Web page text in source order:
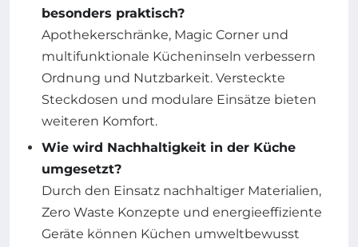
besonders praktisch?
Apothekerschränke, Magic Corner und
multifunktionale Kücheninseln verbessern
Ordnung und Nutzbarkeit. Versteckte
Steckdosen und modulare Einsätze bieten
weiteren Komfort.
Wie wird Nachhaltigkeit in der Küche
umgesetzt?
Durch den Einsatz nachhaltiger Materialien,
Zero Waste Konzepte und energieeffiziente
Geräte können Küchen umweltbewusst